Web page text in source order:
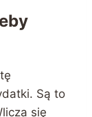
Są to
się